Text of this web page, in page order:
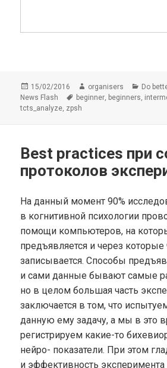
Опубликовано
15/02/2016 Автор
organisers Do
News Flash Метки
beginner, beginners,
tcts_analyze, zpsh
Best practices при
протоколов
На данный момент 90%
в когнитивной психологии
помощи компьютеров, на
предъявляется и через которые
записывается.Способы
и сами данные бывают самые
но в целом большая часть
заключается в том, что
данную ему задачу, а мы в это
регистрируем какие-то
нейро- показатели. При этом
и эффективность эксперимента